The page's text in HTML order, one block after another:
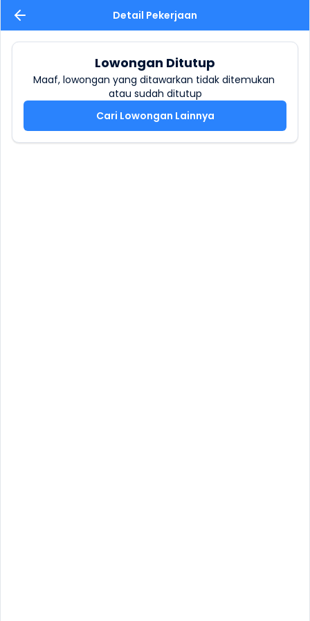
Detail Pekerjaan
Lowongan Ditutup
Maaf, lowongan yang ditawarkan tidak ditemukan
atau sudah ditutup
Cari Lowongan Lainnya